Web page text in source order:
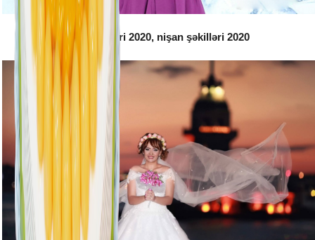
Toy şəkilləri 2020, nişan şəkilləri 2020